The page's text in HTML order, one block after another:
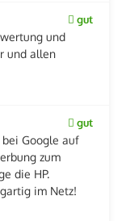
gut
und
und allen
gut
Google auf
zum
die HP.
im Netz!